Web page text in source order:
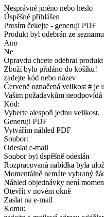
Nesprávné jméno nebo heslo
Úspěšně přihlášen
Prosím čekejte - generuji PDF
Produkt byl odebrán ze seznamu
Ano
Ne
Opravdu chcete odebrat produkt
Zboží bylo přidáno do košíku!
zadejte kód nebo název
Červeně označená velikost # je
Vašim požadavkům
Kód:
Vyberte alespoň jednu velikost.
Generuji PDF
Vytvářím náhled PDF
Soubor:
Odeslat e-mail
Soubor byl úspěšně odeslán
Rozpracovaná nabídka byla
Momentálně nemáte vybraný
Náhled objednávky není
Otevřít v novém okně
Zaslat na e-mail
Komu: